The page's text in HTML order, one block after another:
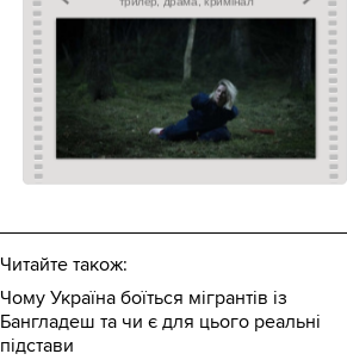
Читайте також:
Чому Україна боїться мігрантів із
Бангладеш та чи є для цього реальні
підстави